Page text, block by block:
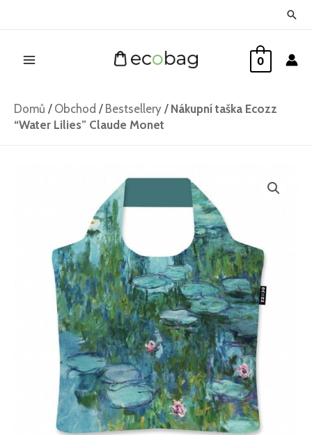
0
Domů / Obchod / Bestsellery / Nákupní taška Ecozz
“Water Lilies” Claude Monet
Claude
množství